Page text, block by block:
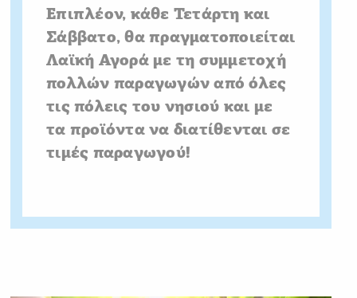
Επιπλέον, κάθε Τετάρτη και
Σάββατο, θα πραγματοποιείται
Λαϊκή Αγορά με τη συμμετοχή
πολλών παραγωγών από όλες
τις πόλεις του νησιού και με
τα προϊόντα να διατίθενται σε
τιμές παραγωγού!